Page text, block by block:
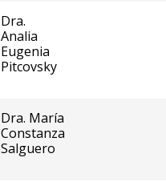
Dra.
Analia
Eugenia
Pitcovsky
Dra. María
Constanza
Salguero